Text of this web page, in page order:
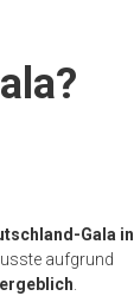
Gala in
aufgrund